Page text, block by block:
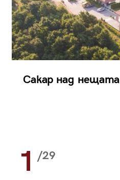
Сакар над нещата
1 /29